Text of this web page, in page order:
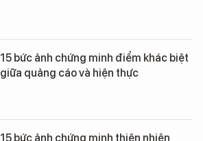
15 bức ảnh chứng minh điểm khác biệt
giữa quảng cáo và hiện thực
15 bức ảnh chứng minh thiên nhiên